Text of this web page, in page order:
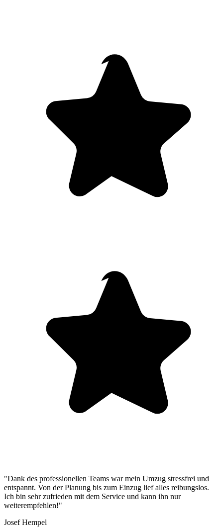
"Dank des professionellen Teams war mein Umzug stressfrei und
entspannt. Von der Planung bis zum Einzug lief alles reibungslos.
Ich bin sehr zufrieden mit dem Service und kann ihn nur
weiterempfehlen!"
Josef Hempel